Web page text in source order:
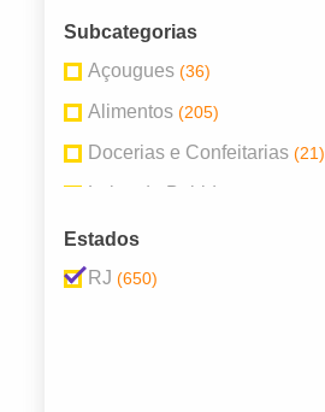
Subcategorias
Açougues (36)
Alimentos (205)
Docerias e Confeitarias (21)
Lojas de Bebidas
Lojas de Conveniência
Mercearias
Estados
RJ (650)